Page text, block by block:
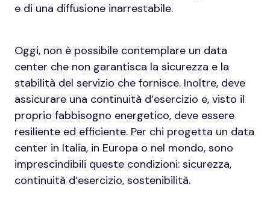
e di una diffusione inarrestabile.
Oggi, non è possibile contemplare un data
center che non garantisca la sicurezza e la
stabilità del servizio che fornisce. Inoltre, deve
assicurare una continuità d’esercizio e, visto il
proprio fabbisogno energetico, deve essere
resiliente ed efficiente. Per chi progetta un data
center in Italia, in Europa o nel mondo, sono
imprescindibili queste condizioni: sicurezza,
continuità d’esercizio, sostenibilità.